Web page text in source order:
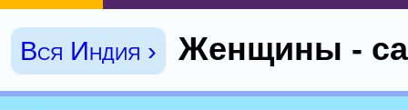
Вся Индия › Женщины -